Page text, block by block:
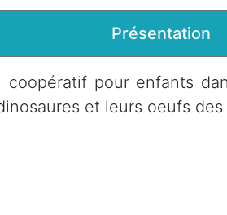
Présentation
coopératif pour enfants
et leurs oeufs